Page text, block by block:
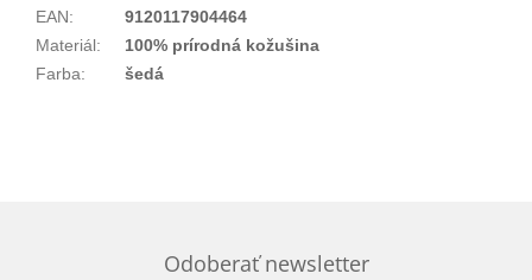
EAN:
9120117904464
Materiál:
100% prírodná kožušina
Farba: šedá
Odoberať newsletter